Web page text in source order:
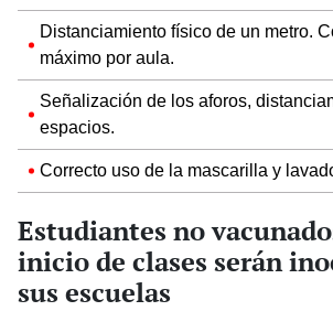
Distanciamiento físico de un metro.
máximo por aula.
Señalización de los aforos,
espacios.
Correcto uso de la mascarilla y
Estudiantes no
inicio de clases serán
sus escuelas